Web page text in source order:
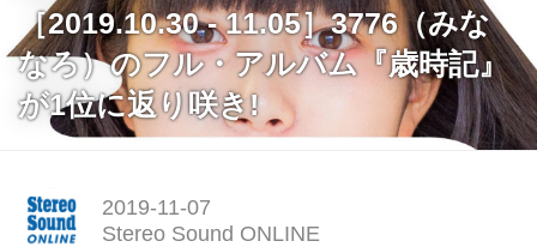
［2019.10.30 - 11.05］3776（みな
なろ）のフル・アルバム『歳時記』
が1位に返り咲き!
2019-11-07
Stereo Sound ONLINE